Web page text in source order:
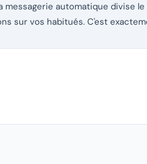
automatique divise
sur vos habitués. C'est